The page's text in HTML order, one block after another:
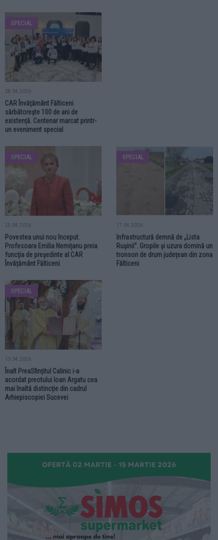
SPECIAL
28.04.2026
CAR Învățământ Fălticeni
sărbătorește 100 de ani de
existență. Centenar marcat printr-
un eveniment special
SPECIAL
25.04.2026
Povestea unui nou început.
Profesoara Emilia Nemițanu preia
funcția de președinte al CAR
Învățământ Fălticeni
SPECIAL
17.04.2026
Infrastructură demnă de „Lista
Rușinii”. Gropile și uzura domină un
tronson de drum județean din zona
Fălticeni
SPECIAL
13.04.2026
Înalt PreaSfințitul Calinic i-a
acordat preotului Ioan Argatu cea
mai înaltă distincție din cadrul
Arhiepiscopiei Sucevei